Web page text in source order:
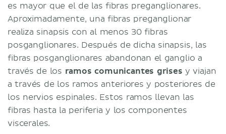
es mayor que el de las fibras preganglionares.
Aproximadamente, una fibras preganglionar
realiza sinapsis con al menos 30 fibras
posganglionares. Después de dicha sinapsis, las
fibras posganglionares abandonan el ganglio a
través de los ramos comunicantes grises y viajan
a través de los ramos anteriores y posteriores de
los nervios espinales. Estos ramos llevan las
fibras hasta la periferia y los componentes
viscerales.